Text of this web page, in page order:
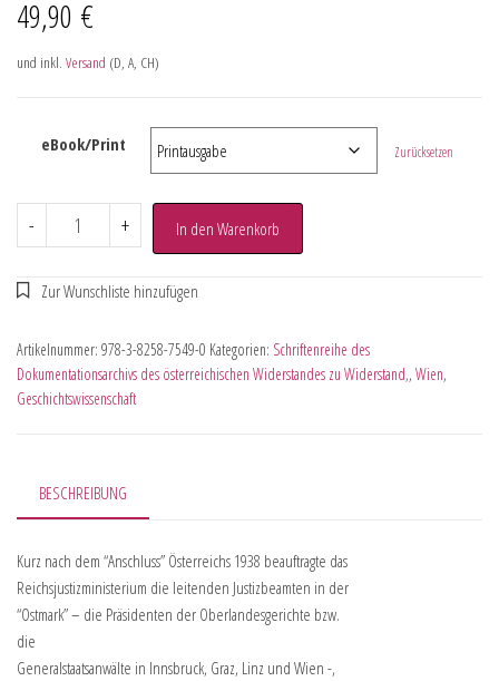
49,90 €
und inkl. Versand (D, A, CH)
eBook/Print Zurücksetzen
- + In den Warenkorb
Artikelnummer: 978-3-8258-7549-0 Kategorien: Schriftenreihe des
Dokumentationsarchivs des österreichischen Widerstandes zu Widerstand,, Wien,
Geschichtswissenschaft
BESCHREIBUNG
Kurz nach dem “Anschluss” Österreichs 1938 beauftragte das
Reichsjustizministerium die leitenden Justizbeamten in der
“Ostmark” – die Präsidenten der Oberlandesgerichte bzw.
die
Generalstaatsanwälte in Innsbruck, Graz, Linz und Wien -,